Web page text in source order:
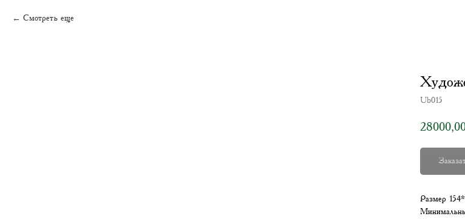
Смотреть еще
Ub015
Размер